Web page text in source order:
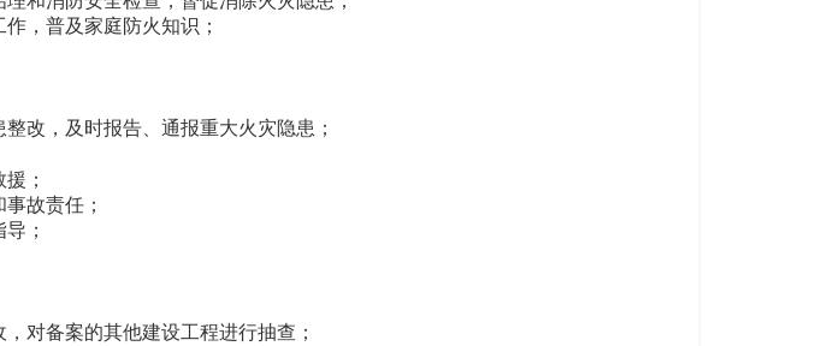
，普及家庭防火知识；
改，及时报告、通报重大火灾隐患；
；
故责任；
；
对备案的其他建设工程进行抽查；